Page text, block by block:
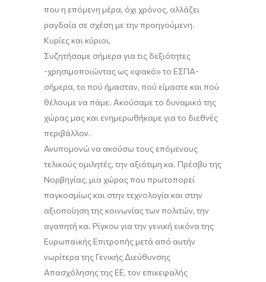
που η επόμενη μέρα, όχι χρόνος, αλλάζει
ραγδαία σε σχέση με την προηγούμενη.
Κυρίες και κύριοι,
Συζητήσαμε σήμερα για τις δεξιότητες
-χρησιμοποιώντας ως «φακό» το ΕΣΠΑ-
σήμερα, το πού ήμασταν, πού είμαστε και πού
θέλουμε να πάμε. Ακούσαμε το δυναμικό της
χώρας μας και ενημερωθήκαμε για το διεθνές
περιβάλλον.
Ανυπομονώ να ακούσω τους επόμενους
τελικούς ομιλητές, την αξιότιμη κα. Πρέσβυ της
Νορβηγίας, μια χώρας που πρωτοπορεί
παγκοσμίως και στην τεχνολογία και στην
αξιοποίηση της κοινωνίας των πολιτών, την
αγαπητή κα. Ρίγκου για την γενική εικόνα της
Ευρωπαϊκής Επιτροπής μετά από αυτήν
νωρίτερα της Γενικής Διεύθυνσης
Απασχόλησης της ΕΕ, τον επικεφαλής